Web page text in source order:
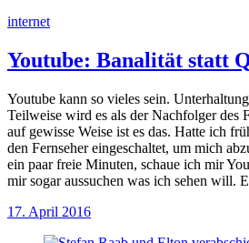
internet
Youtube: Banalität statt
Youtube kann so vieles sein.
Teilweise wird es als der Nachfolger des
auf gewisse Weise ist es das. Hatte ich
den Fernseher eingeschaltet, um mich
ein paar freie Minuten, schaue ich mir
mir sogar aussuchen was ich sehen will.
17. April 2016